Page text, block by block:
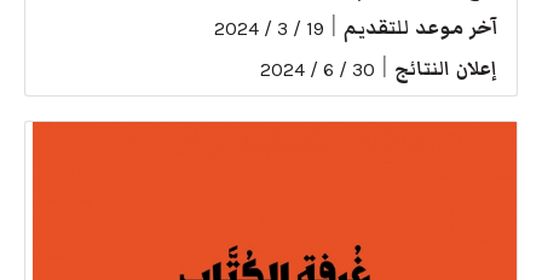
آخر موعد للتقديم 19 / 3 / 2024
إعلان النتائج 30 / 6 / 2024